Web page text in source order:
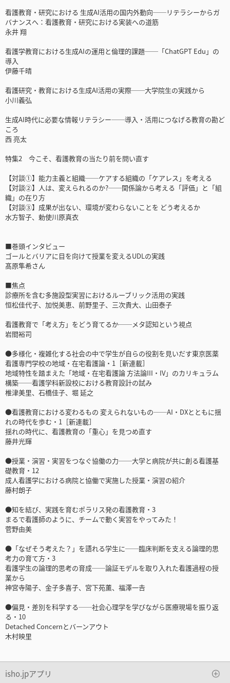
看護教育・研究における 生成AI活用の国内外動向──リテラシーからガ
バナンスへ：看護教育・研究における実装への道筋
永井 翔
看護学教育における生成AIの運用と倫理的課題──「ChatGPT Edu」の
導入
伊藤千晴
看護研究・教育における生成AI活用の実際──大学院生の実践から
小川義弘
生成AI時代に必要な情報リテラシー──導入・活用につなげる教育の勘ど
ころ
西 亮太
特集2 今こそ、看護教育の当たり前を問い直す
【対談①】能力主義と組織──ケアする組織の「ケアレス」を考える
【対談②】人は、変えられるのか?──関係論から考える「評価」と「組
織」の在り方
【対談③】成果が出ない、環境が変わらないことを どう考えるか
水方智子、勅使川原真衣
■巻頭インタビュー
ゴールとバリアに目を向けて授業を変えるUDLの実践
髙原隼希さん
■焦点
診療所を含む多施設型実習におけるルーブリック活用の実践
恒松佳代子、加悦美恵、前野里子、三次貴大、山田泰子
看護教育で「考え方」をどう育てるか──メタ認知という視点
岩間裕司
●多様化・複雑化する社会の中で学生が自らの役割を見いだす東京医薬
看護専門学校の地域・在宅看護論・1［新連載］
地域特性を踏まえた「地域・在宅看護論 方法論III・IV」のカリキュラム
構築──看護学科新設校における教育設計の試み
椎津美里、石橋佳子、堀 延之
●看護教育における変わるもの 変えられないもの──AI・DXとともに揺
れの時代を歩む・1［新連載］
揺れの時代に、看護教育の「重心」を見つめ直す
藤井光輝
●授業・演習・実習をつなぐ協働の力──大学と病院が共に創る看護基
礎教育・12
成人看護学における病院と協働で実施した授業・演習の紹介
藤村朗子
●知を結び、実践を育むポラリス発の看護教育・3
まるで看護師のように、チームで動く実習をやってみた！
菅野由美
●「なぜそう考えた？」を語れる学生に──臨床判断を支える論理的思
考力の育て方・3
看護学生の論理的思考の育成──論証モデルを取り入れた看護過程の授
業から
神宮寺陽子、金子多喜子、宮下苑薰、福澤一𠮷
●偏見・差別を科学する──社会心理学を学びながら医療現場を振り返
る・10
Detached Concernとバーンアウト
木村映里
isho.jpアプリ